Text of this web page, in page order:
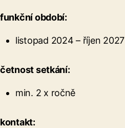
funkční období:
listopad 2024 – říjen 2027
četnost setkání:
min. 2 x ročně
kontakt: